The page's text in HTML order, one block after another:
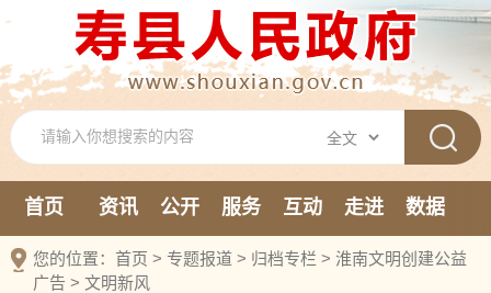
首页 资讯 公开 服务 互动 走进
数据
新媒体
您的位置： 首页 > 专题报道 > 归档专栏 > 淮南文明创建公益
广告 > 文明新风